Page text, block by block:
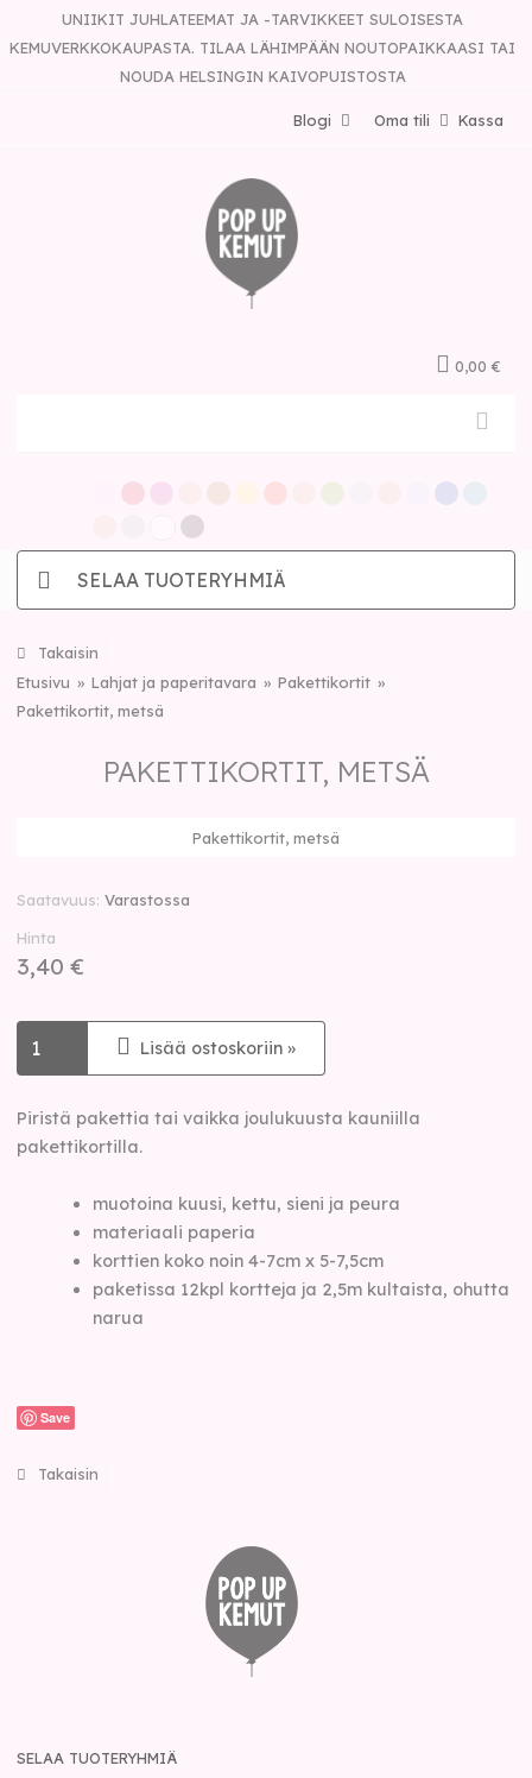
UNIIKIT JUHLATEEMAT JA -TARVIKKEET SULOISESTA
KEMUVERKKOKAUPASTA. TILAA LÄHIMPÄÄN NOUTOPAIKKAASI TAI
NOUDA HELSINGIN KAIVOPUISTOSTA
Kassa
Oma tili
Blogi
0,00 €
SELAA TUOTERYHMIÄ
Takaisin
Etusivu
Lahjat ja paperitavara
Pakettikortit
Pakettikortit, metsä
PAKETTIKORTIT, METSÄ
Pakettikortit, metsä
Saatavuus Varastossa
Hinta
3,40 €
Lisää ostoskoriin »
Piristä pakettia tai vaikka joulukuusta kauniilla
pakettikortilla.
muotoina kuusi, kettu, sieni ja peura
materiaali paperia
korttien koko noin 4-7cm x 5-7,5cm
paketissa 12kpl kortteja ja 2,5m kultaista, ohutta
narua
Save
Takaisin
SELAA TUOTERYHMIÄ